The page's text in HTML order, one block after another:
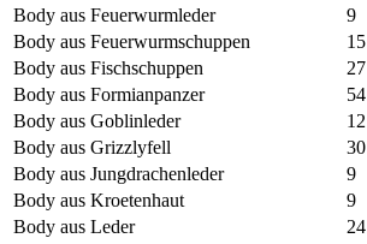
Body aus Feuerwurmleder
9
Body aus Feuerwurmschuppen
15
Body aus Fischschuppen
27
Body aus Formianpanzer
54
Body aus Goblinleder
12
Body aus Grizzlyfell
30
Body aus Jungdrachenleder
9
Body aus Kroetenhaut
9
Body aus Leder
24